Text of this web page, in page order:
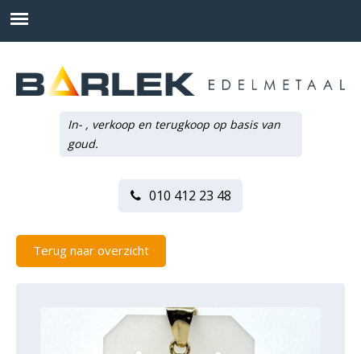
In- , verkoop en terugkoop op basis van
goud.
010 412 23 48
Terug naar overzicht